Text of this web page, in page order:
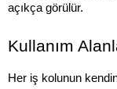
açıkça görülür.
Kullanım
Her iş kolunun